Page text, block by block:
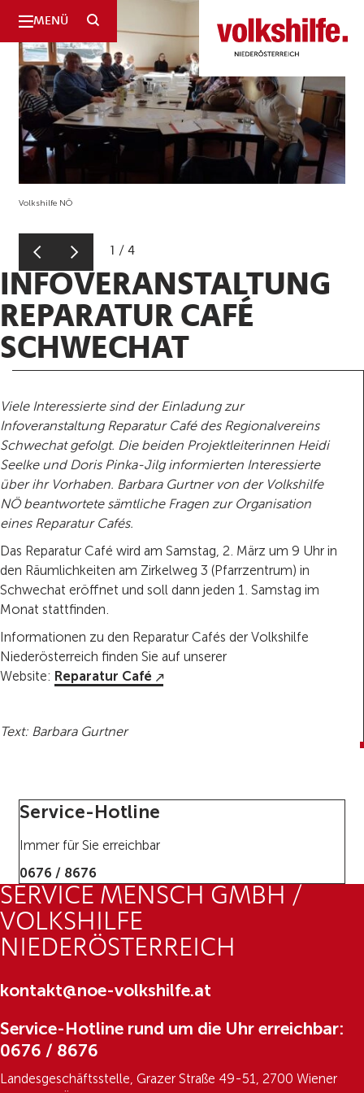
MENÜ SUCHE Niederösterreich
Volkshilfe NÖ
1 / 4
INFOVERANSTALTUNG
REPARATUR CAFÉ
SCHWECHAT
Viele Interessierte sind der Einladung zur
Infoveranstaltung Reparatur Café des Regionalvereins
Schwechat gefolgt. Die beiden Projektleiterinnen Heidi
Seelke und Doris Pinka-Jilg informierten Interessierte
über ihr Vorhaben. Barbara Gurtner von der Volkshilfe
NÖ beantwortete sämtliche Fragen zur Organisation
eines Reparatur Cafés.
Das Reparatur Café wird am Samstag, 2. März um 9 Uhr in
den Räumlichkeiten am Zirkelweg 3 (Pfarrzentrum) in
Schwechat eröffnet und soll dann jeden 1. Samstag im
Monat stattfinden.
Informationen zu den Reparatur Cafés der Volkshilfe
Niederösterreich finden Sie auf unserer
Website: Reparatur Café
Text: Barbara Gurtner
Service-Hotline
Immer für Sie erreichbar
0676 / 8676
SERVICE MENSCH GMBH /
VOLKSHILFE
NIEDERÖSTERREICH
kontakt@noe-volkshilfe.at
Service-Hotline rund um die Uhr erreichbar:
0676 / 8676
Landesgeschäftsstelle, Grazer Straße 49-51, 2700 Wiener